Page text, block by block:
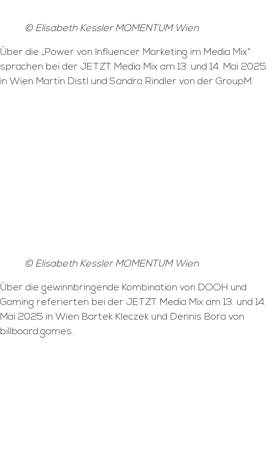
© Elisabeth Kessler MOMENTUM Wien
Über die „Power von Influencer Marketing im Media Mix“
sprachen bei der JETZT Media Mix am 13. und 14. Mai 2025
in Wien Martin Distl und Sandra Rindler von der GroupM.
© Elisabeth Kessler MOMENTUM Wien
Über die gewinnbringende Kombination von DOOH und
Gaming referierten bei der JETZT Media Mix am 13. und 14.
Mai 2025 in Wien Bartek Kleczek und Dennis Bora von
billboard.games.